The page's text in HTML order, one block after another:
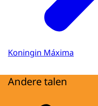
Koningin Máxima
Andere talen